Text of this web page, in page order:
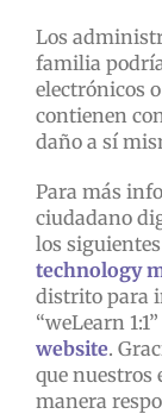
Los
familia
electrónicos
contienen
daño a sí
Para más
ciudadano
los
technology
distrito para
“weLearn
website.
que nuestros
manera